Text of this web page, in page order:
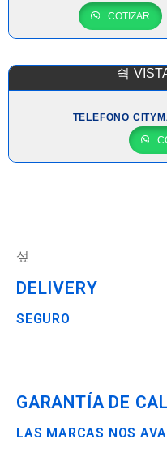
COTIZAR
TELEFONO
DELIVERY
SEGURO
GARANTÍA DE
LAS MARCAS NOS